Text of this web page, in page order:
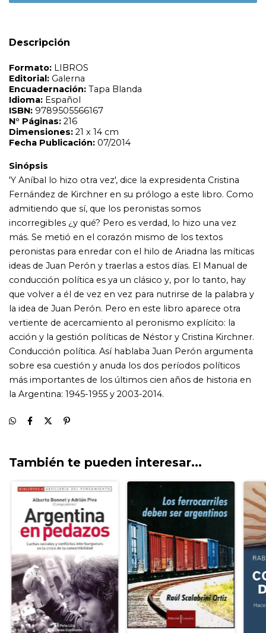
Descripción
Fernández de Kirchner en su prólogo a este libro. Como
admitiendo que sí, que los peronistas somos
más. Se metió en el corazón mismo de los textos
peronistas para enredar con el hilo de Ariadna las míticas
ideas de Juan Perón y traerlas a estos días. El Manual de
conducción política es ya un clásico y, por lo tanto, hay
que volver a él de vez en vez para nutrirse de la palabra y
la idea de Juan Perón. Pero en este libro aparece otra
vertiente de acercamiento al peronismo explícito: la
Conducción política. Así hablaba Juan Perón argumenta
sobre esa cuestión y anuda los dos períodos políticos
más importantes de los últimos cien años de historia en
la Argentina: 1945-1955 y 2003-2014.
También te pueden interesar...